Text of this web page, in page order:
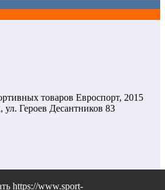
https://www.sport-
товаров Евроспорт, 2015
ул. Героев Десантников 83